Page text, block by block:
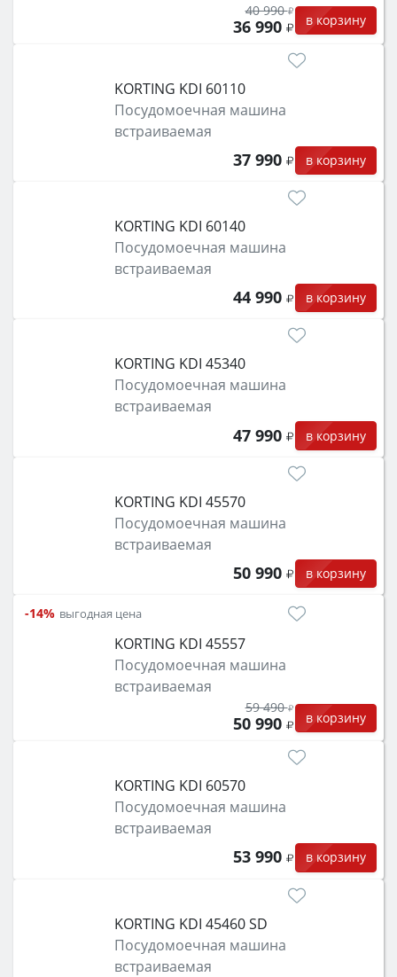
40 990
36 990 в корзину
KORTING KDI 60110
Посудомоечная машина
встраиваемая
37 990 в корзину
KORTING KDI 60140
Посудомоечная машина
встраиваемая
44 990 в корзину
KORTING KDI 45340
Посудомоечная машина
встраиваемая
47 990 в корзину
KORTING KDI 45570
Посудомоечная машина
встраиваемая
50 990 в корзину
-14% выгодная цена
KORTING KDI 45557
Посудомоечная машина
встраиваемая
59 490
50 990 в корзину
KORTING KDI 60570
Посудомоечная машина
встраиваемая
53 990 в корзину
KORTING KDI 45460 SD
Посудомоечная машина
встраиваемая